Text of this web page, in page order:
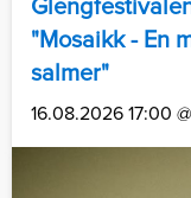
"Mosaikk - En
salmer"
16.08.2026 17:00